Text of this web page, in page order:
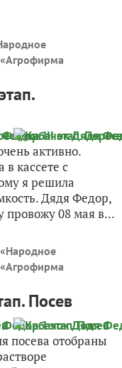
активно.
кассете с
я решила
Дядя Федор,
провожу 08 мая в...
Народное
Посев
посева отобраны